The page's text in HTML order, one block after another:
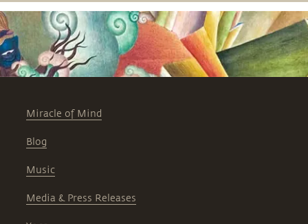
Miracle of Mind
Blog
Music
Media & Press Releases